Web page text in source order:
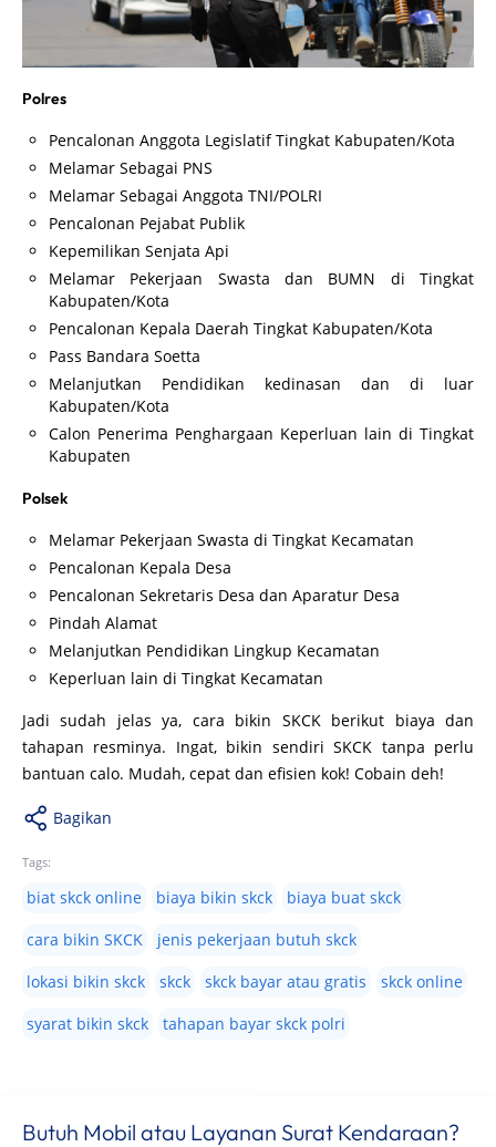
Polres
Pencalonan Anggota Legislatif Tingkat Kabupaten/Kota
Melamar Sebagai PNS
Melamar Sebagai Anggota TNI/POLRI
Pencalonan Pejabat Publik
Kepemilikan Senjata Api
Melamar Pekerjaan Swasta dan BUMN di Tingkat
Kabupaten/Kota
Pencalonan Kepala Daerah Tingkat Kabupaten/Kota
Pass Bandara Soetta
Melanjutkan Pendidikan kedinasan dan di luar
Kabupaten/Kota
Calon Penerima Penghargaan Keperluan lain di Tingkat
Kabupaten
Polsek
Melamar Pekerjaan Swasta di Tingkat Kecamatan
Pencalonan Kepala Desa
Pencalonan Sekretaris Desa dan Aparatur Desa
Pindah Alamat
Melanjutkan Pendidikan Lingkup Kecamatan
Keperluan lain di Tingkat Kecamatan
Jadi sudah jelas ya, cara bikin SKCK berikut biaya dan
tahapan resminya. Ingat, bikin sendiri SKCK tanpa perlu
bantuan calo. Mudah, cepat dan efisien kok! Cobain deh!
Bagikan
Tags:
biat skck online biaya bikin skck
biaya buat skck
cara bikin SKCK
jenis pekerjaan butuh skck
lokasi bikin skck
skck skck bayar atau gratis
skck online
syarat bikin skck
tahapan bayar skck polri
Butuh Mobil atau Layanan Surat Kendaraan?